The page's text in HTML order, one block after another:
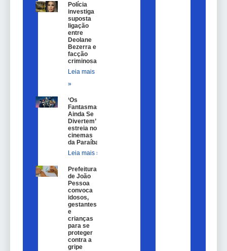
Polícia
investiga
suposta
ligação
entre
Deolane
Bezerra e
facção
criminosa
Leia mais
»
‘Os
Fantasmas
Ainda Se
Divertem’
estreia nos
cinemas
da Paraíba
Leia mais »
Prefeitura
de João
Pessoa
convoca
idosos,
gestantes
e
crianças
para se
proteger
contra a
gripe